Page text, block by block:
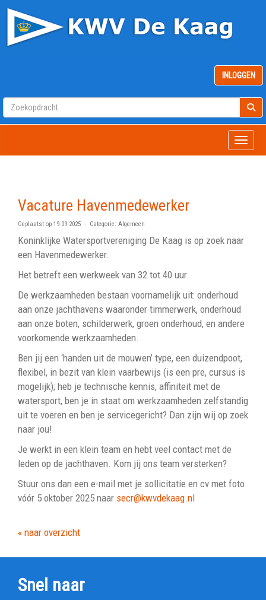
INLOGGEN
Vacature Havenmedewerker
Geplaatst op 19-09-2025 - Categorie: Algemeen
Koninklijke Watersportvereniging De Kaag is op zoek naar
een Havenmedewerker.
Het betreft een werkweek van 32 tot 40 uur.
De werkzaamheden bestaan voornamelijk uit: onderhoud
aan onze jachthavens waaronder timmerwerk, onderhoud
aan onze boten, schilderwerk, groen onderhoud, en andere
voorkomende werkzaamheden.
Ben jij een ‘handen uit de mouwen’ type, een duizendpoot,
flexibel, in bezit van klein vaarbewijs (is een pre, cursus is
mogelijk); heb je technische kennis, affiniteit met de
watersport, ben je in staat om werkzaamheden zelfstandig
uit te voeren en ben je servicegericht? Dan zijn wij op zoek
naar jou!
Je werkt in een klein team en hebt veel contact met de
leden op de jachthaven. Kom jij ons team versterken?
Stuur ons dan een e-mail met je sollicitatie en cv met foto
vóór 5 oktober 2025 naar rces@kwvdekaag.nl
« naar overzicht
Snel naar